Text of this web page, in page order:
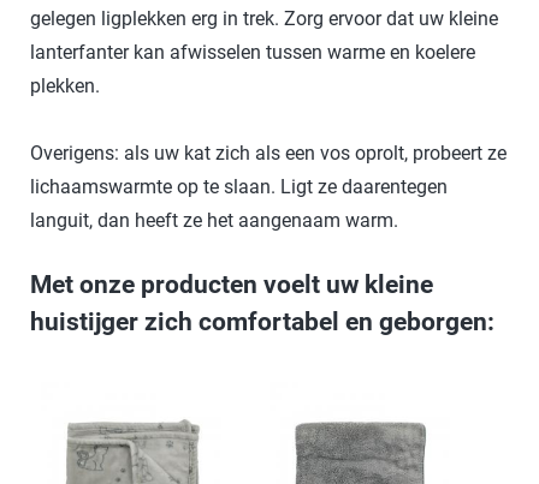
gelegen ligplekken erg in trek. Zorg ervoor dat uw kleine
lanterfanter kan afwisselen tussen warme en koelere
plekken.
Overigens: als uw kat zich als een vos oprolt, probeert ze
lichaamswarmte op te slaan. Ligt ze daarentegen
languit, dan heeft ze het aangenaam warm.
Met onze producten voelt uw kleine
huistijger zich comfortabel en geborgen: